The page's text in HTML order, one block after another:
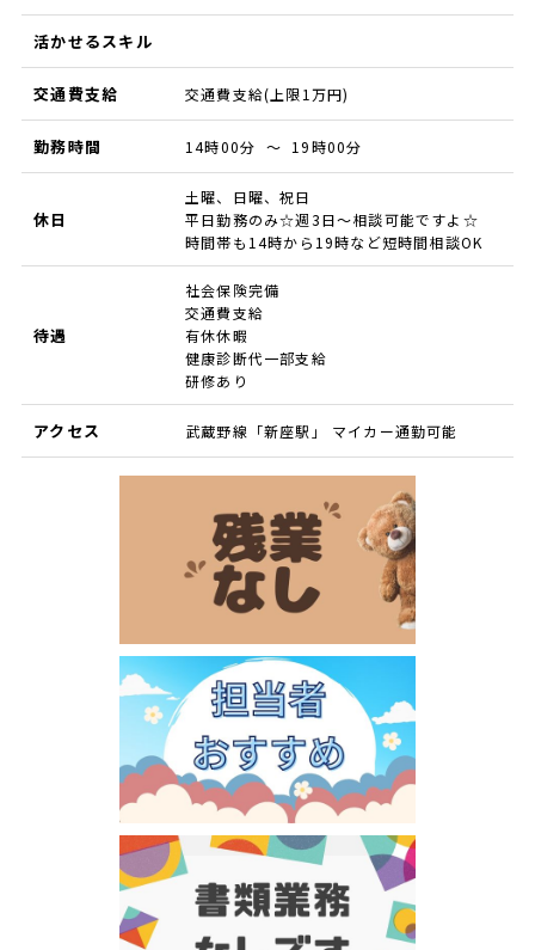
活かせるスキル
交通費支給 交通費支給(上限1万円)
勤務時間 14時00分 ～ 19時00分
休日
土曜、日曜、祝日
平日勤務のみ☆週3日～相談可能ですよ☆
時間帯も14時から19時など短時間相談OK
待遇
社会保険完備
交通費支給
有休休暇
健康診断代一部支給
研修あり
アクセス 武蔵野線「新座駅」 マイカー通勤可能